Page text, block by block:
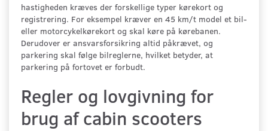
hastigheden kræves der forskellige typer kørekort og
registrering. For eksempel kræver en 45 km/t model et bil-
eller motorcykelkørekort og skal køre på kørebanen.
Derudover er ansvarsforsikring altid påkrævet, og
parkering skal følge bilreglerne, hvilket betyder, at
parkering på fortovet er forbudt.
Regler og lovgivning for
brug af cabin scooters